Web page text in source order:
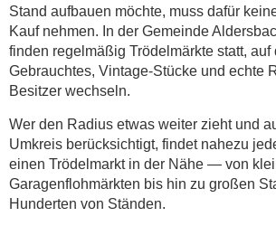
Stand aufbauen möchte, muss dafür
Kauf nehmen. In der Gemeinde
finden regelmäßig Trödelmärkte statt, auf
Gebrauchtes, Vintage-Stücke und echte
Besitzer wechseln.
Wer den Radius etwas weiter zieht und
Umkreis berücksichtigt, findet nahezu
einen Trödelmarkt in der Nähe — von
Garagenflohmärkten bis hin zu großen
Hunderten von Ständen.